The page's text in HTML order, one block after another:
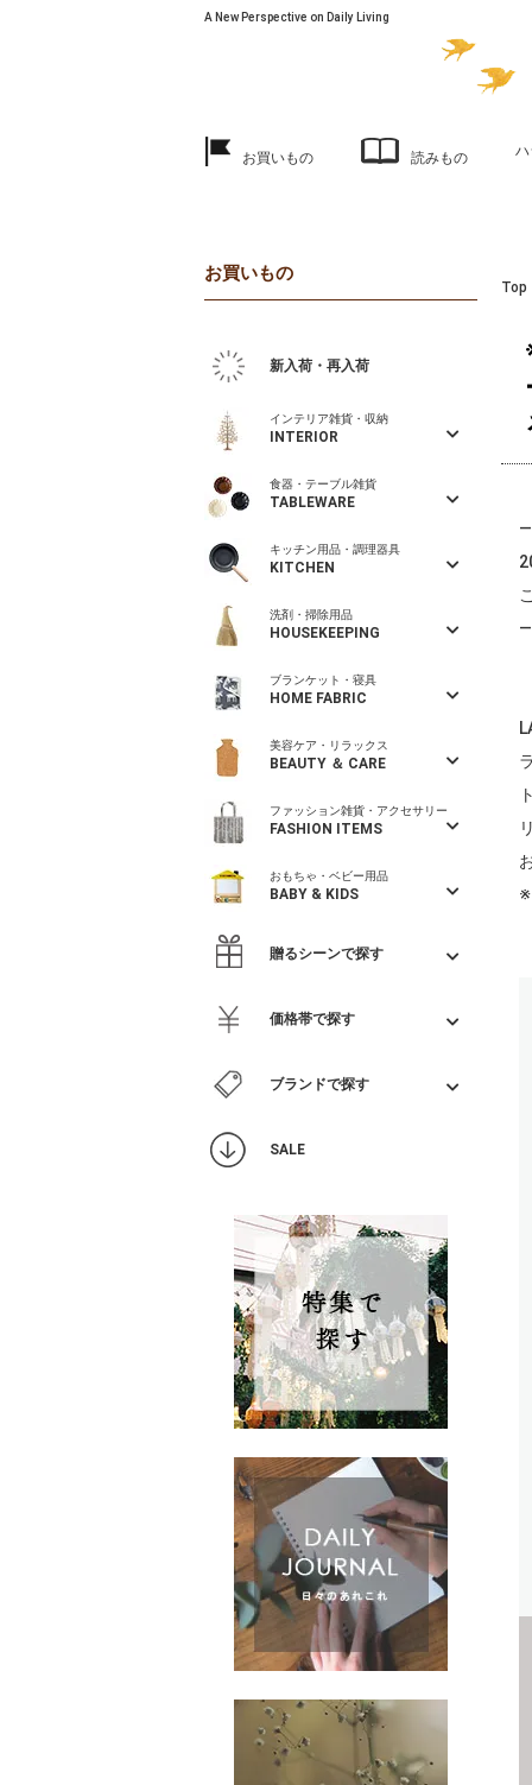
A New Perspective on Daily Living
お買いもの 読みもの
Top
お買いもの
新入荷・再入荷
インテリア雑貨・収納
INTERIOR
食器・テーブル雑貨
TABLEWARE
キッチン用品・調理器具
KITCHEN
洗剤・掃除用品
HOUSEKEEPING
ブランケット・寝具
HOME FABRIC
美容ケア・リラックス
BEAUTY ＆ CARE
ファッション雑貨・アクセサリー
FASHION ITEMS
おもちゃ・ベビー用品
BABY & KIDS
贈るシーンで探す
価格帯で探す
ブランドで探す
SALE